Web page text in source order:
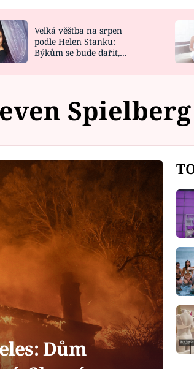
DESIGN
Velká věštba na srpen
podle Helen Stanku:
Býkům se bude dařit,
Spielberg
Dům